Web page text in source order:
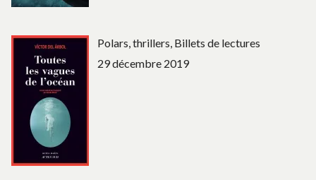
Polars, thrillers, Billets de lectures
29 décembre 2019